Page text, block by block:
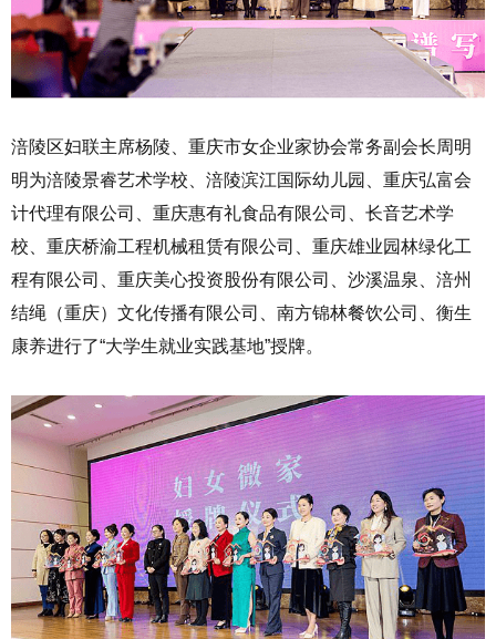
涪陵区妇联主席杨陵、重庆市女企业家协会常务副会长周明
明为涪陵景睿艺术学校、涪陵滨江国际幼儿园、重庆弘富会
计代理有限公司、重庆惠有礼食品有限公司、长音艺术学
校、重庆桥渝工程机械租赁有限公司、重庆雄业园林绿化工
程有限公司、重庆美心投资股份有限公司、沙溪温泉、涪州
结绳（重庆）文化传播有限公司、南方锦林餐饮公司、衡生
康养进行了“大学生就业实践基地”授牌。